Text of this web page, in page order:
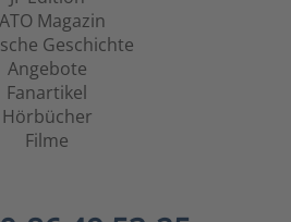
Magazin
Geschichte
Angebote
Fanartikel
Hörbücher
Filme